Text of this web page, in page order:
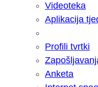
razvoja
Videoteka
Aplikacija
Profili tvrtki
Anketa